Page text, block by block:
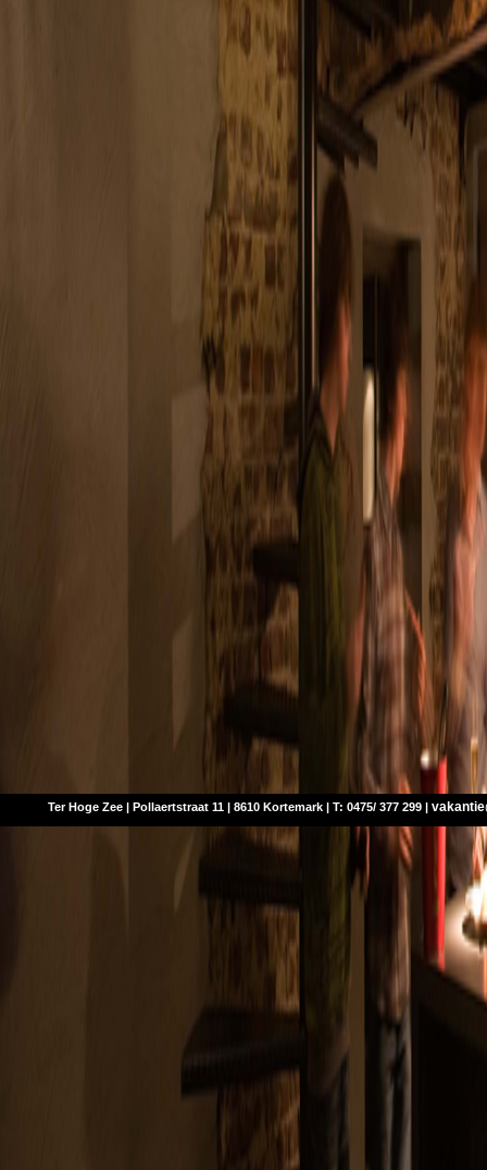
Ter Hoge Zee | Pollaertstraat 11 | 8610 Kortemark | T: 0475/ 377 299 |